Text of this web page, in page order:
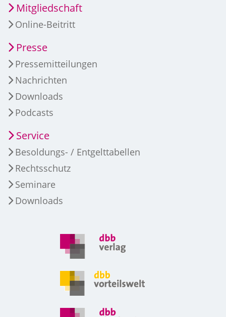
Mitgliedschaft
Online-Beitritt
Presse
Pressemitteilungen
Nachrichten
Downloads
Podcasts
Service
Besoldungs- / Entgelttabellen
Rechtsschutz
Seminare
Downloads